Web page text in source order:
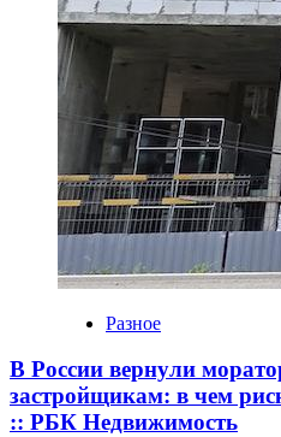
Разное
В России вернули
застройщикам: в чем
:: РБК Недвижимость